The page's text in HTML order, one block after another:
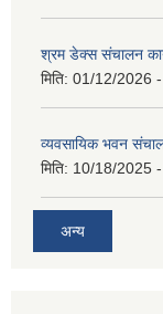
श्रम डेक्स संचालन
मिति: 01/12/2026
व्यवसायिक भवन
मिति: 10/18/2025
अन्य